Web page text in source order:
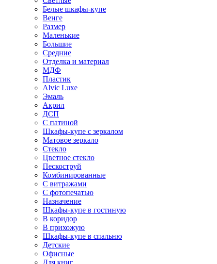
Белые шкафы-купе
Венге
Размер
Маленькие
Большие
Средние
Отделка и материал
МДФ
Пластик
Alvic Luxe
Эмаль
Акрил
ДСП
С патиной
Шкафы-купе с зеркалом
Матовое зеркало
Стекло
Цветное стекло
Пескоструй
Комбинированные
С витражами
С фотопечатью
Назначение
Шкафы-купе в гостиную
В коридор
В прихожую
Шкафы-купе в спальню
Детские
Офисные
Для книг